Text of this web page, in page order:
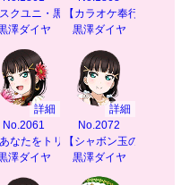
レス】
スクユニ・黒澤ダイヤ】
澤ダイヤ
【カラオケ奉行】
黒澤ダイヤ
】
詳細
No.2061
あなたをトリコに】
澤ダイヤ
詳細
No.2072
【シャボン玉のコツ♪】
黒澤ダイヤ